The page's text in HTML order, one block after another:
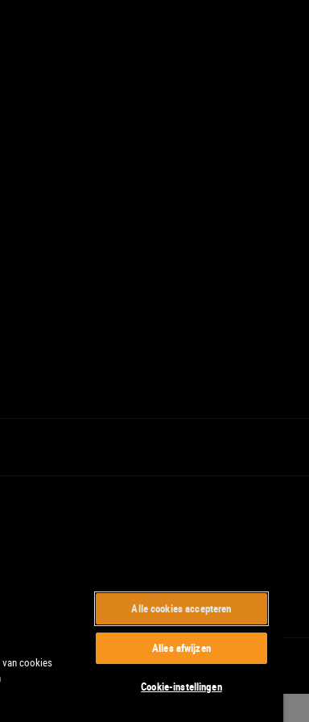
van cookies
Alle cookies accepteren
Alles afwijzen
Cookie-instellingen